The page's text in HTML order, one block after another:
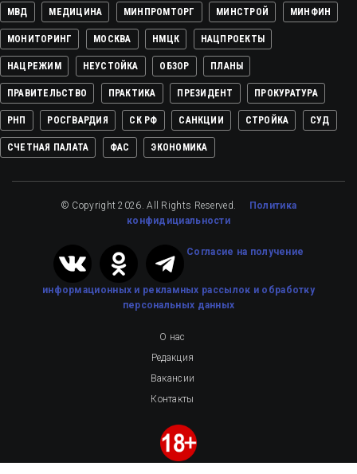
МВД МЕДИЦИНА МИНПРОМТОРГ МИНСТРОЙ МИНФИН
МОНИТОРИНГ МОСКВА НМЦК НАЦПРОЕКТЫ
НАЦРЕЖИМ НЕУСТОЙКА ОБЗОР ПЛАНЫ
ПРАВИТЕЛЬСТВО ПРАКТИКА ПРЕЗИДЕНТ ПРОКУРАТУРА
РНП РОСГВАРДИЯ СК РФ САНКЦИИ СТРОЙКА СУД
СЧЕТНАЯ ПАЛАТА ФАС ЭКОНОМИКА
© Copyright 2026. All Rights Reserved. Политика
конфидициальности
Cогласие на получение
информационных и рекламных рассылок и обработку
персональных данных
О нас
Редакция
Вакансии
Контакты